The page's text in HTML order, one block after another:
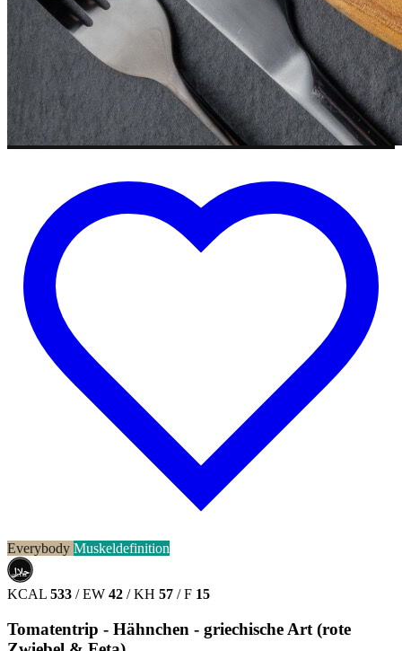
Everybody Muskeldefinition
حلال
HALAL
KCAL 533 / EW 42 / KH 57 / F 15
Tomatentrip - Hähnchen - griechische Art (rote